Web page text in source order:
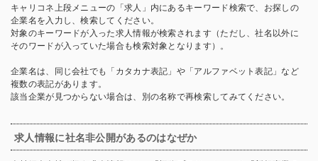
キャリコネ上段メニューの「求人」内にあるキーワード検索で、お探しの
企業名を入力し、検索してください。
対象のキーワードが入った求人情報が検索されます（ただし、社名以外に
そのワードが入っていた場合も検索対象となります）。
企業名は、同じ会社でも「カタカナ表記」や「アルファベット表記」など
複数の表記があります。
該当企業が見つからない場合は、別の名称で再検索してみてください。
求人情報に社名非公開があるのはなぜか